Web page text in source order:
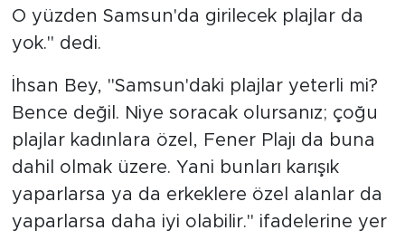
O yüzden Samsun'da girilecek plajlar da
yok." dedi.
İhsan Bey, "Samsun'daki plajlar yeterli mi?
Bence değil. Niye soracak olursanız; çoğu
plajlar kadınlara özel, Fener Plajı da buna
dahil olmak üzere. Yani bunları karışık
yaparlarsa ya da erkeklere özel alanlar da
yaparlarsa daha iyi olabilir." ifadelerine yer